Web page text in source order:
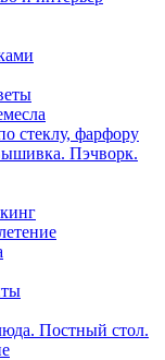
стеклу, фарфору
Пэчворк.
Постный стол.